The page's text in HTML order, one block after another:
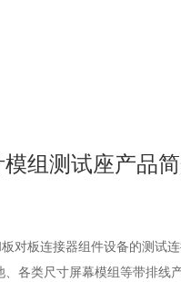
组测试座产品
对板连接器组件设备的测试
各类尺寸屏幕模组等带排线